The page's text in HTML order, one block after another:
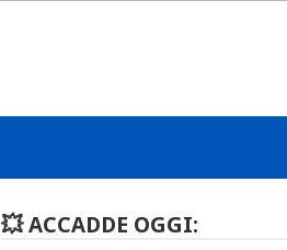
💥 ACCADDE OGGI: